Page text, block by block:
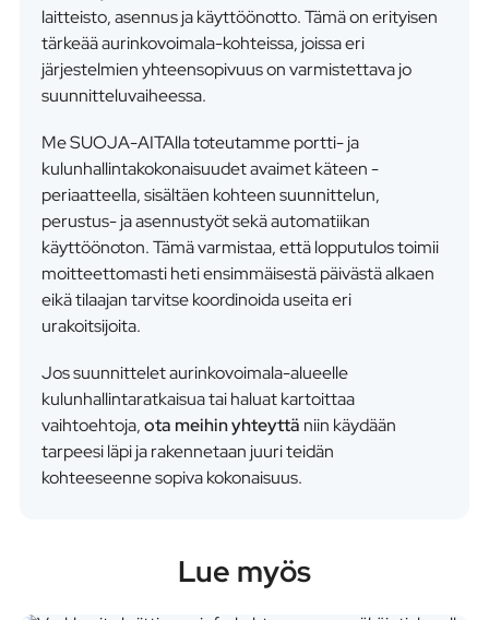
laitteisto, asennus ja käyttöönotto. Tämä on erityisen
tärkeää aurinkovoimala-kohteissa, joissa eri
järjestelmien yhteensopivuus on varmistettava jo
suunnitteluvaiheessa.
Me SUOJA-AITAlla toteutamme portti- ja
kulunhallintakokonaisuudet avaimet käteen -
periaatteella, sisältäen kohteen suunnittelun,
perustus- ja asennustyöt sekä automatiikan
käyttöönoton. Tämä varmistaa, että lopputulos toimii
moitteettomasti heti ensimmäisestä päivästä alkaen
eikä tilaajan tarvitse koordinoida useita eri
urakoitsijoita.
Jos suunnittelet aurinkovoimala-alueelle
kulunhallintaratkaisua tai haluat kartoittaa
vaihtoehtoja,ota meihin yhteyttä niin käydään
tarpeesi läpi ja rakennetaan juuri teidän
kohteeseenne sopiva kokonaisuus.
Lue myös